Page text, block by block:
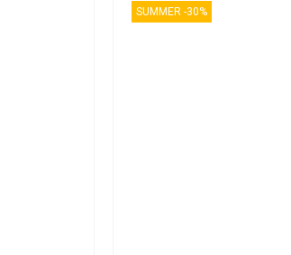
SUMMER -30%